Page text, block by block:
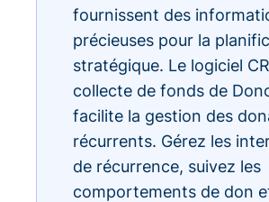
fournissent des
précieuses pour la
stratégique. Le logiciel
collecte de fonds de
facilite la gestion des
récurrents. Gérez les
de récurrence, suivez les
comportements de don